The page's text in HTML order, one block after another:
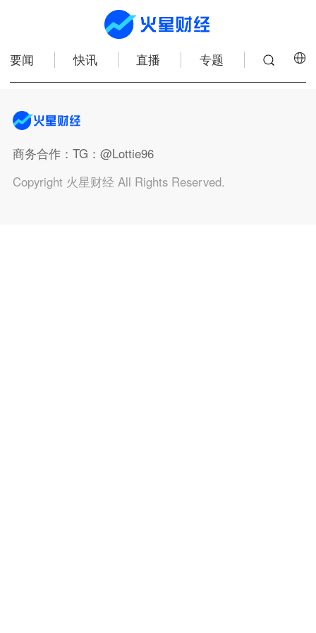
要闻 快讯 直播 专题
商务合作：TG：@Lottie96
Copyright 火星财经 All Rights Reserved.